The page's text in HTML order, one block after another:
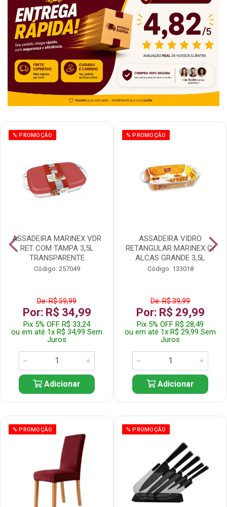
% PROMOÇÃO
ASSADEIRA MARINEX VDR
RET COM TAMPA 3,5L
TRANSPARENTE
Código: 257049
De: R$ 59,99
Por: R$ 34,99
Pix 5% OFF R$ 33,24
ou em até 1x R$ 34,99 Sem
Juros
Adicionar
% PROMOÇÃO
ASSADEIRA VIDRO
RETANGULAR MARINEX C/
ALCAS GRANDE 3,5L
Código: 133018
De: R$ 39,99
Por: R$ 29,99
Pix 5% OFF R$ 28,49
ou em até 1x R$ 29,99 Sem
Juros
Adicionar
% PROMOÇÃO % PROMOÇÃO